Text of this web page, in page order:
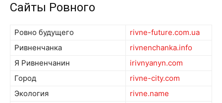
Сайты Ровного
Ровно будущего
rivne-future.com.ua
Ривненчанка
rivnenchanka.info
Я Ривненчанин
irivnyanyn.com
Город
rivne-city.com
Экология
rivne.name